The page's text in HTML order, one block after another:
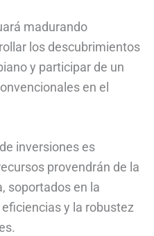
madurando
los descubrimientos
y participar de un
en el
inversiones es
provendrán de la
soportados en la
y la robustez